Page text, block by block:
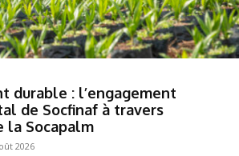
durable : l’engagement
de Socfinaf à travers
la Socapalm
2026